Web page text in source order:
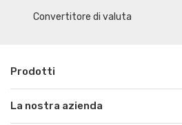
Convertitore di valuta
Prodotti
La nostra azienda